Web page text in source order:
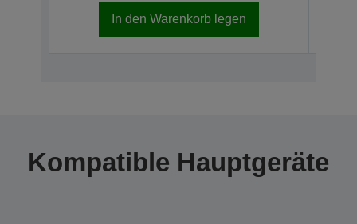
In den Warenkorb legen
Kompatible Hauptgeräte